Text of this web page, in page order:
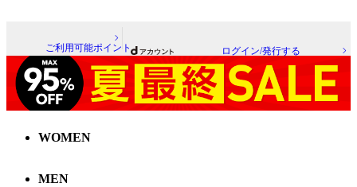
ご利用可能ポイント ログイン/発行する
WOMEN
MEN